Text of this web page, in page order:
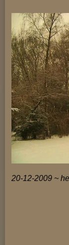
20-12-2009 ~